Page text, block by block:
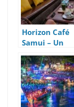
Horizon Café
Samui – Un
Restaurant
Healthy